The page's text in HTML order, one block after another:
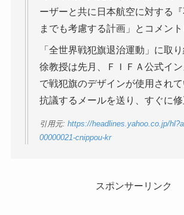
ーザーと共に日本航空に対する『
までも考慮する計画」とコメント
「全世界戦犯旗退治運動」に取
徐教授は先月、ＦＩＦＡ公式イ
で戦犯旗のデザインが使用され
抗議するメールを送り、すぐに修
引用元: https://headlines.yahoo.co.jp/
00000021-cnippou-kr
スポンサーリンク